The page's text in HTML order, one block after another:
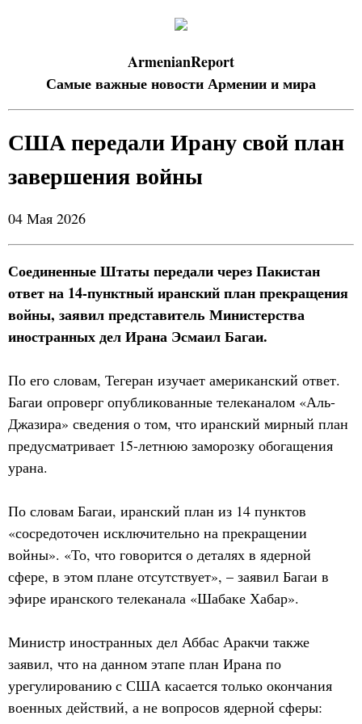
ArmenianReport
Самые важные новости Армении и мира
США передали Ирану свой план
завершения войны
04 Мая 2026
Соединенные Штаты передали через Пакистан
ответ на 14-пунктный иранский план прекращения
войны, заявил представитель Министерства
иностранных дел Ирана Эсмаил Багаи.
По его словам, Тегеран изучает американский ответ.
Багаи опроверг опубликованные телеканалом «Аль-
Джазира» сведения о том, что иранский мирный план
предусматривает 15-летнюю заморозку обогащения
урана.
По словам Багаи, иранский план из 14 пунктов
«сосредоточен исключительно на прекращении
войны». «То, что говорится о деталях в ядерной
сфере, в этом плане отсутствует», – заявил Багаи в
эфире иранского телеканала «Шабаке Хабар».
Министр иностранных дел Аббас Аракчи также
заявил, что на данном этапе план Ирана по
урегулированию с США касается только окончания
военных действий, а не вопросов ядерной сферы: